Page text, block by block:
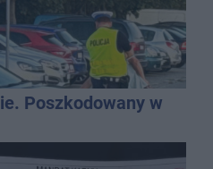
Poszkodowany w